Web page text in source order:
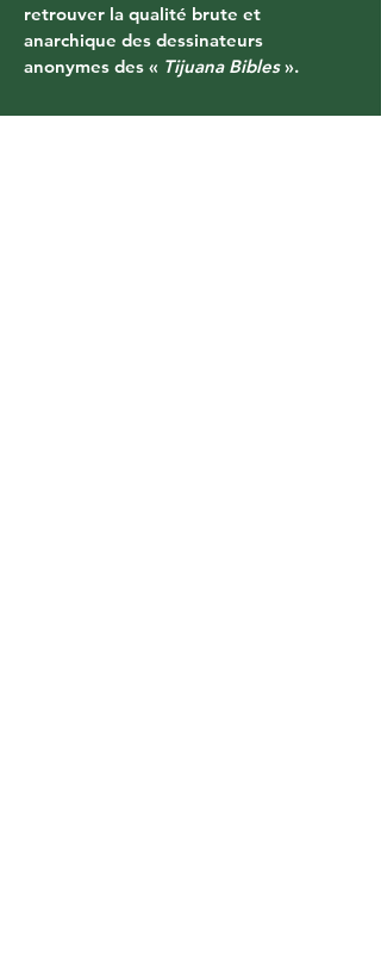
retrouver la qualité brute et
anarchique des dessinateurs
anonymes des « Tijuana Bibles ».